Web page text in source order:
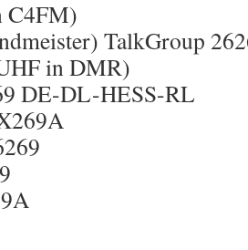
C4FM)
TalkGroup
in DMR)
DE-DL-HESS-RL